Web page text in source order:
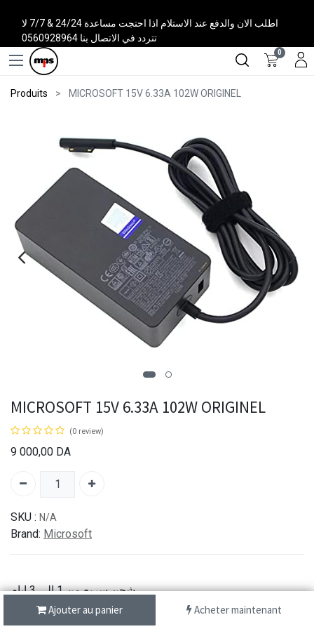
اطلب الان والدفع عند الاستلام اذا احتجت مساعدة 24/24 & 7/7 لا
تتردد في الاتصال بنا 0560928964
0
Produits MICROSOFT 15V 6.33A 102W ORIGINEL
Ajouter au panier Acheter maintenant
MICROSOFT 15V 6.33A 102W ORIGINEL
(0 review)
9 000,00 DA
SKU : N/A
Brand: Microsoft
شحن سريع من 1 الى 3 ايام
الدفع عند الاستلام
خدمة الزبائن عبر الهاتف